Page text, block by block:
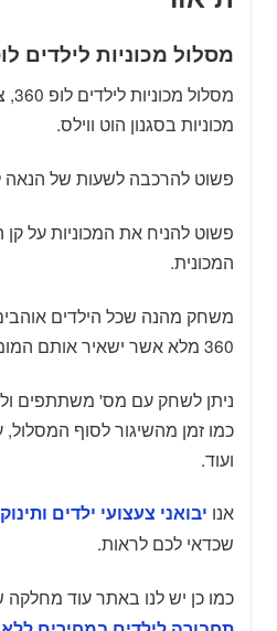
מסלול מכוניות לילדים לופ
מכוניות בסגנון הוט ווילס.
פשוט להרכבה לשעות של הנאה
פשוט להניח את המכוניות על
המכונית.
משחק מהנה שכל הילדים
360 מלא אשר ישאיר אותם המומים.
ניתן לשחק עם מס' משתתפים
כמו זמן מהשיגור לסוף המסלול,
ועוד.
אנו יבואני צעצועי ילדים
שכדאי לכם לראות.
כמו כן יש לנו באתר עוד